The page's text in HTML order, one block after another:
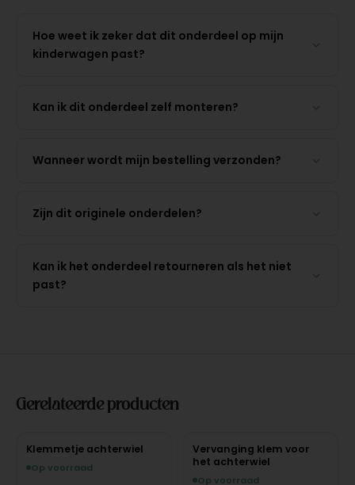
Hoe weet ik zeker dat dit onderdeel op mijn
kinderwagen past?
Kan ik dit onderdeel zelf monteren?
Wanneer wordt mijn bestelling verzonden?
Zijn dit originele onderdelen?
Kan ik het onderdeel retourneren als het niet
past?
Gerelateerde producten
Klemmetje achterwiel
Op voorraad
Vervanging klem voor
het achterwiel
Op voorraad